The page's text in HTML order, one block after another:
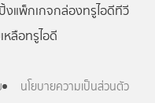
งแพ็กเกจกล่องทรูไอดีทีวี
หลือทรูไอดี
นโยบายความเป็นส่วนตัว